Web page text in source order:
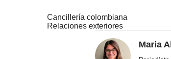
Cancillería colombiana
Relaciones exteriores
Maria